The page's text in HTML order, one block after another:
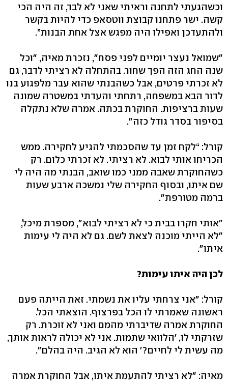
וכשהגעתי לתחנה וראיתי שאני לא לבד, זה היה הכי
קשה. ישר פתחנו קבוצת ווטסאפ כדי להיות בקשר
ולהתעדכן ואפילו היה מפגש אצל אחת הבנות”.
"שמואל נעצר יומיים לפני פסח", נזכרת מאיה, "וכל
שנה החג הזה הפך שחור. בהתחלה לא רציתי לדבר, גם
לא זכרתי פרטים, אבל כשהבנתי שהוא עבר מלפגוע בנו
לדור הבא במשפחה, רתחתי והעדתי במשטרה שמונה
שעות ברציפות. החוקרת בכתה. אמרה שלא נתקלה
בסיפור בסדר גודל כזה".
קורל: “לקח זמן עד שהסכמתי להגיע לחקירה. ממש
הכריחו אותי לבוא. לא רציתי. לא זכרתי כלום. רק
כשהחוקרת שאבה ממני כמו שואב, הבנתי מה היה לי
שם איתו, ובסוף החקירה שלי נמשכה ארבע שעות
ברמה מטורפת".
"אותי חקרו בבית כי לא רציתי לבוא", מספרת מיכל,
"לא הייתי מוכנה לצאת לשם. גם לא היה לי עימות
איתו".
לכן היה איתו עימות?
קורל: "אני צרחתי עליו את נשמתי. זאת הייתה פעם
ראשונה שאמרתי לו הכל בפרצוף. הוצאתי הכל.
החוקרת אמרה שדיברתי מהמם ואני לא זוכרת. רק
שזרקתי לו, 'הלוואי שתמות. אני לא יכולה לראות אותך,
מה עשית לי לחיים?' הוא לא הגיב. היה בהלם".
מאיה: "לא רציתי להתעמת איתו, אבל החוקרת אמרה